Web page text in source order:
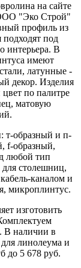
на сайте
"Эко Строй"
профиль из
под
интерьера. В
имеют
латунные -
декор. Изделия
по палитре
матовую
т-образный и п-
f-образный,
любой тип
для столешниц,
каналом и
микроплинтус.
изготовить
В наличии в
линолеума и
до 5 678 руб.